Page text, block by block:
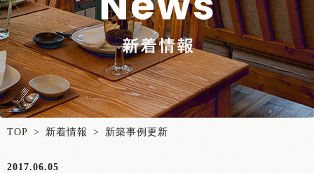
TOP > 新着情報 > 新築事例更新
2017.06.05